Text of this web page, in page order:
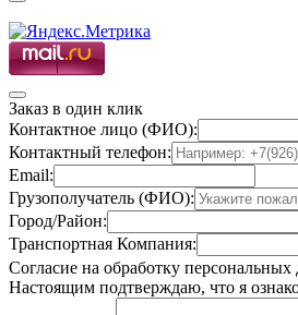
Заказ в один клик
Контактное лицо (ФИО):
Контактный телефон:
Email:
Грузополучатель (ФИО):
Город/Район:
Транспортная Компания:
Согласие на обработку
Настоящим подтверждаю, что я